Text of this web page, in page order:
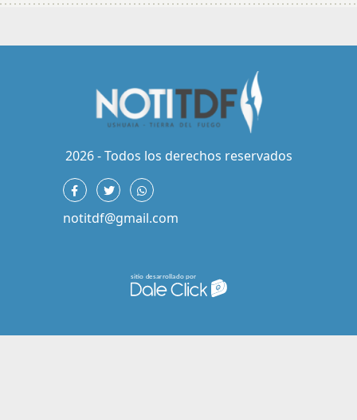
2026 - Todos los derechos reservados
notitdf@gmail.com